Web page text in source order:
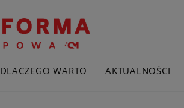
DLACZEGO WARTO AKTUALNOŚCI